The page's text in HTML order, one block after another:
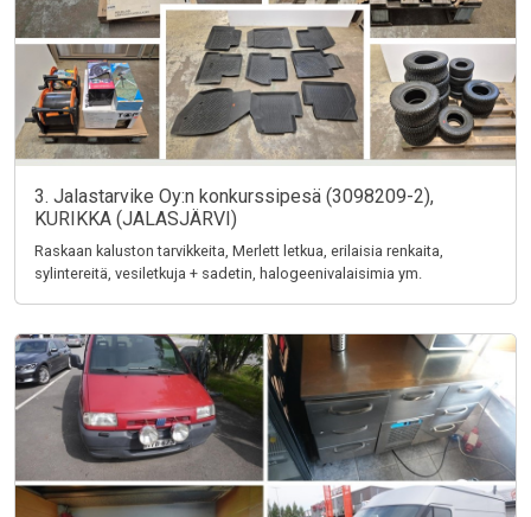
3. Jalastarvike Oy:n konkurssipesä (3098209-2),
KURIKKA (JALASJÄRVI)
Raskaan kaluston tarvikkeita, Merlett letkua, erilaisia renkaita,
sylintereitä, vesiletkuja + sadetin, halogeenivalaisimia ym.